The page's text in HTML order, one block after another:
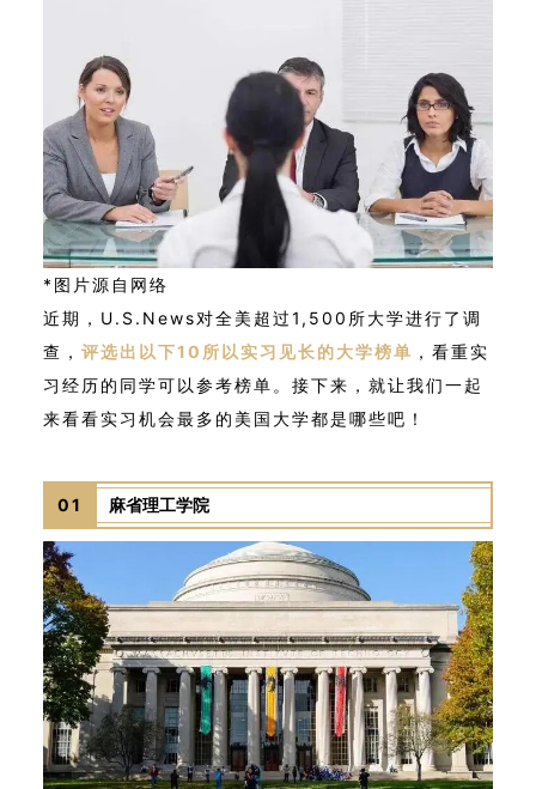
*图片源自网络
近期，U.S.News对全美超过1,500所大学进行了调
查， 评选出以下10所以实习见长的大学榜单 ，看重实
习经历的同学可以参考榜单。接下来，就让我们一起
来看看实习机会最多的美国大学都是哪些吧！
01 麻省理工学院